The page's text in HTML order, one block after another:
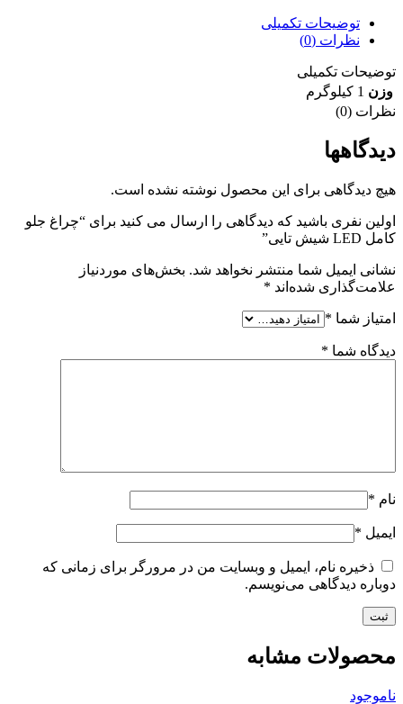
توضیحات تکمیلی
نظرات (0)
توضیحات تکمیلی
وزن 1 کیلوگرم
نظرات (0)
دیدگاهها
هیچ دیدگاهی برای این محصول نوشته نشده است.
اولین نفری باشید که دیدگاهی را ارسال می کنید برای “چراغ جلو
کامل LED شیش تایی”
نشانی ایمیل شما منتشر نخواهد شد. بخش‌های موردنیاز
علامت‌گذاری شده‌اند *
امتیاز شما *
دیدگاه شما *
نام *
ایمیل *
ذخیره نام، ایمیل و وبسایت من در مرورگر برای زمانی که
دوباره دیدگاهی می‌نویسم.
محصولات مشابه
ناموجود